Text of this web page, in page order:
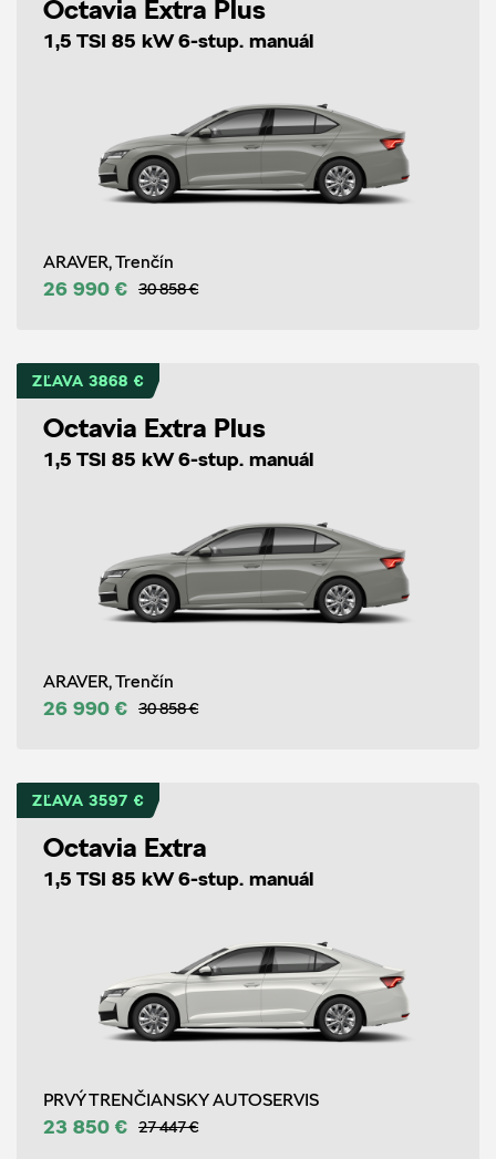
Octavia Extra Plus
1,5 TSI 85 kW 6-stup. manuál
ARAVER, Trenčín
26 990 € 30 858 €
ZĽAVA 3868 €
Octavia Extra Plus
1,5 TSI 85 kW 6-stup. manuál
ARAVER, Trenčín
26 990 € 30 858 €
ZĽAVA 3597 €
Octavia Extra
1,5 TSI 85 kW 6-stup. manuál
PRVÝ TRENČIANSKY AUTOSERVIS
23 850 € 27 447 €